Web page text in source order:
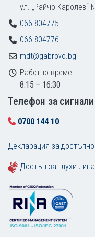
ул. „Райчо Каролев“
066 804775
066 804776
mdt@gabrovo.bg
Работно време
8:15 – 16:30
Tелефон за сигнали
0700 144 10
Декларация за
Достъп за глухи лица